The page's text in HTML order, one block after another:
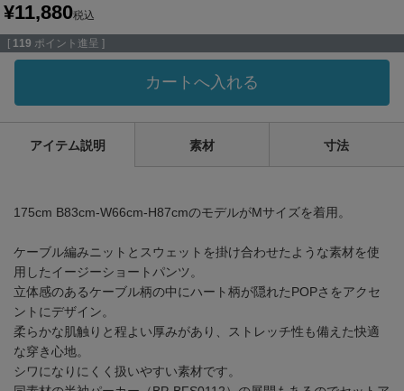
¥11,880税込
[ 119 ポイント進呈 ]
カートへ入れる
アイテム説明 素材 寸法
175cm B83cm-W66cm-H87cmのモデルがMサイズを着用。
ケーブル編みニットとスウェットを掛け合わせたような素材を使
用したイージーショートパンツ。
立体感のあるケーブル柄の中にハート柄が隠れたPOPさをアクセ
ントにデザイン。
柔らかな肌触りと程よい厚みがあり、ストレッチ性も備えた快適
な穿き心地。
シワになりにくく扱いやすい素材です。